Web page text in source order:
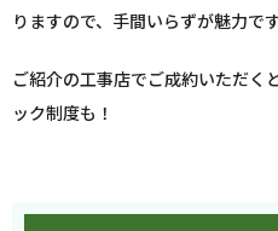
りますので、手間いらずが魅力です
ご紹介の工事店でご成約いただく
ック制度も！